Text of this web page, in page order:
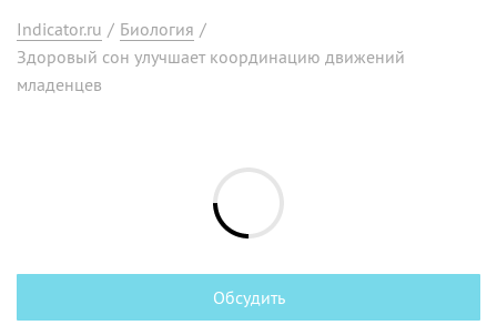
Indicator.ru / Биология /
Здоровый сон улучшает координацию движений
младенцев
Обсудить